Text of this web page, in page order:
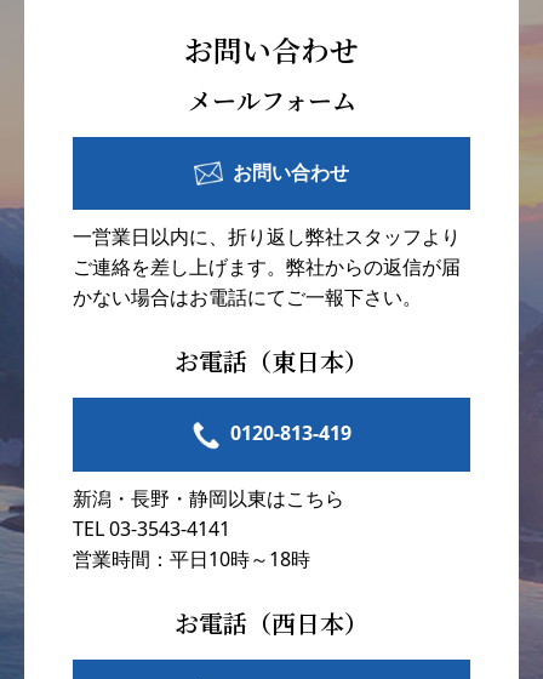
お問い合わせ
メールフォーム
お問い合わせ
一営業日以内に、折り返し弊社スタッフより
ご連絡を差し上げます。弊社からの返信が届
かない場合はお電話にてご一報下さい。
お電話（東日本）
0120-813-419
新潟・長野・静岡以東はこちら
TEL 03-3543-4141
営業時間：平日10時～18時
お電話（西日本）